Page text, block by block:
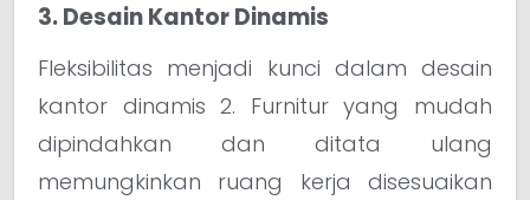
3. Desain Kantor Dinamis
Fleksibilitas menjadi kunci dalam desain
kantor dinamis 2. Furnitur yang mudah
dipindahkan dan ditata ulang
memungkinkan ruang kerja disesuaikan